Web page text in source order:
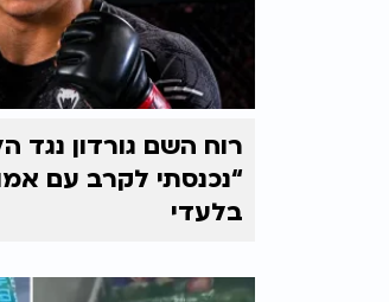
רוח השם גורדון נגד
“נכנסתי לקרב עם
בלעדי